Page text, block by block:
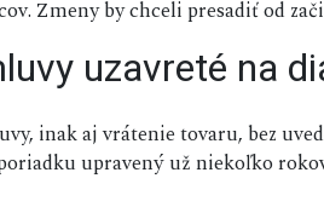
Zmeny by chceli presadiť od
uzavreté na
inak aj vrátenie tovaru, bez
upravený už niekoľko